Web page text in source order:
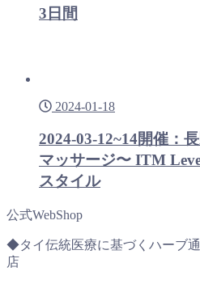
3日間
2024-01-18
2024-03-12~14開催：
マッサージ〜 ITM
スタイル
公式WebShop
◆タイ伝統医療に基づくハーブ
店